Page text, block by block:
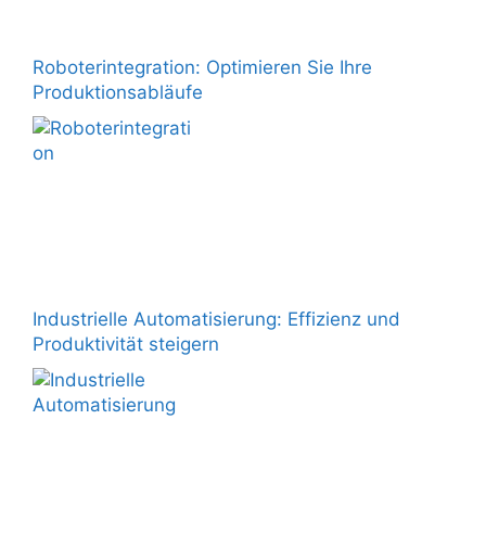
Roboterintegration: Optimieren Sie Ihre
Produktionsabläufe
Industrielle Automatisierung: Effizienz und
Produktivität steigern